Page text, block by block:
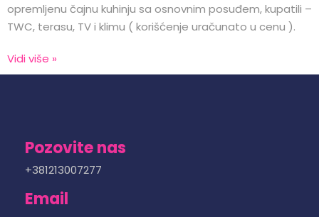
opremljenu čajnu kuhinju sa osnovnim posuđem, kupatili –
TWC, terasu, TV i klimu ( korišćenje uračunato u cenu ).
Vidi više »
Pozovite nas
+381213007277
Email